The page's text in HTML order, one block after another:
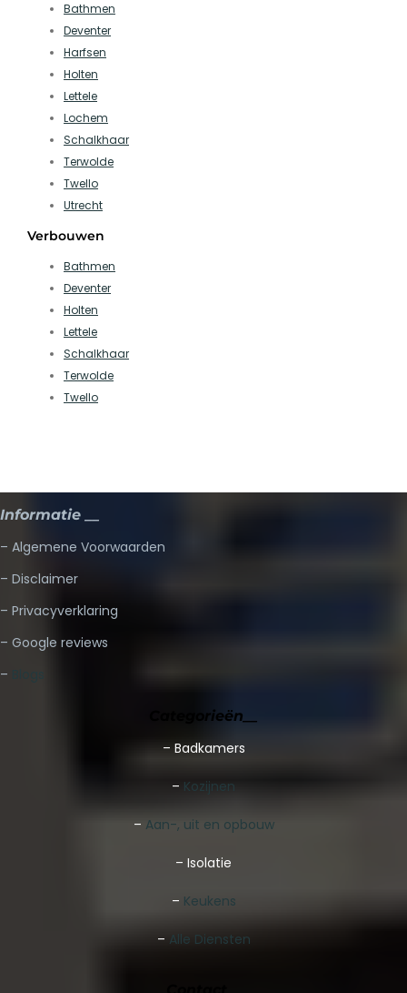
Bathmen
Deventer
Harfsen
Holten
Lettele
Lochem
Schalkhaar
Terwolde
Twello
Utrecht
Verbouwen
Bathmen
Deventer
Holten
Lettele
Schalkhaar
Terwolde
Twello
Informatie __
– Algemene Voorwaarden
– Disclaimer
– Privacyverklaring
– Google reviews
–
Categorieën__
– Badkamers
– Kozijnen
– Aan-, uit en opbouw
– Isolatie
– Keukens
– Alle Diensten